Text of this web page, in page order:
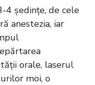
4 ședințe, de cele
anestezia, iar
orale, laserul
moi, o